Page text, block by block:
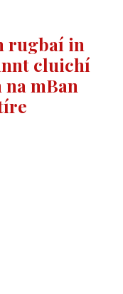
rugbaí in
cluichí
na mBan